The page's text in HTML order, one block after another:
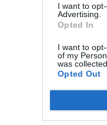
I want to
Advertising.
Opted In
I want to
of my
was collected.
Opted Out
il Borussia